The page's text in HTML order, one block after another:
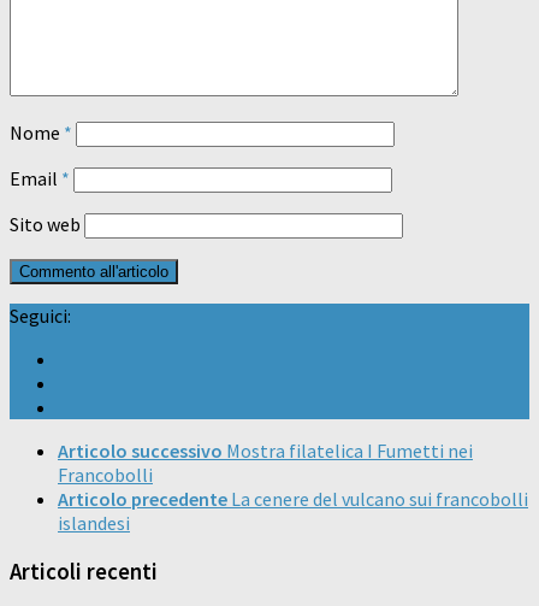
Nome *
Email *
Sito web
Seguici:
Articolo successivo Mostra filatelica I Fumetti nei
Francobolli
Articolo precedente La cenere del vulcano sui francobolli
islandesi
Articoli recenti